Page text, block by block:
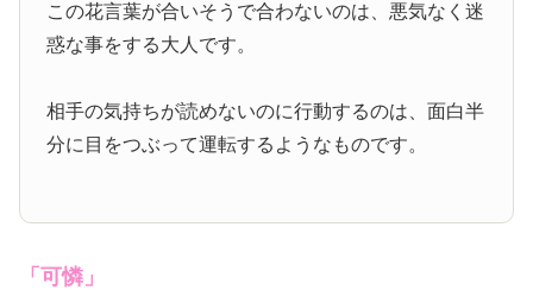
この花言葉が合いそうで合わないのは、悪気なく迷
惑な事をする大人です。
相手の気持ちが読めないのに行動するのは、面白半
分に目をつぶって運転するようなものです。
「可憐」